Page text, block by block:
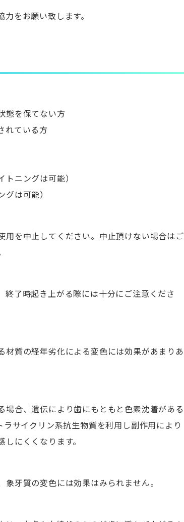
をお願い致します。
態を保てない方
れている方
ニングは可能）
は可能）
を中止してください。中止頂けない場合はご
了時起き上がる際には十分にご注意くださ
質の経年劣化による変色には効果があまりあ
合、遺伝により歯にもともと色素沈着がある
サイクリン系抗生物質を利用し副作用により
にくくなります。
牙質の変色には効果はみられません。